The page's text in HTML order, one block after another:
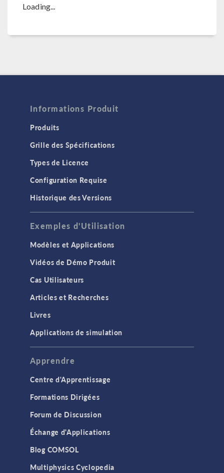
Loading...
Informations Produit
Produits
Grille des Spécifications
Types de Licence
Configuration Requise
Historique des Versions
Exemples d'Utilisation
Modèles et Applications
Vidéos de Démo Produit
Cas Utilisateurs
Articles et Recherches
Livres
Applications de simulation
Apprendre
Centre d'Apprentissage
Formations Dirigées
Forum de Discussion
Échange d'Applications
Blog COMSOL
Multiphysics Cyclopedia